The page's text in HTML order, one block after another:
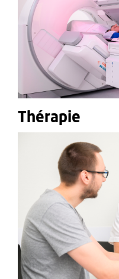
Thérapie